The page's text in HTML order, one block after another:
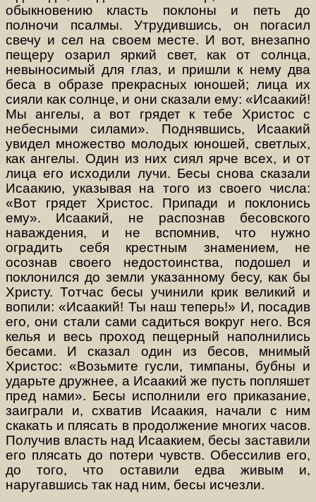
обыкновению класть поклоны и петь до
полночи псалмы. Утрудившись, он погасил
свечу и сел на своем месте. И вот, внезапно
пещеру озарил яркий свет, как от солнца,
невыносимый для глаз, и пришли к нему два
беса в образе прекрасных юношей; лица их
сияли как солнце, и они сказали ему: «Исаакий!
Мы ангелы, а вот грядет к тебе Христос с
небесными силами». Поднявшись, Исаакий
увидел множество молодых юношей, светлых,
как ангелы. Один из них сиял ярче всех, и от
лица его исходили лучи. Бесы снова сказали
Исаакию, указывая на того из своего числа:
«Вот грядет Христос. Припади и поклонись
ему». Исаакий, не распознав бесовского
наваждения, и не вспомнив, что нужно
оградить себя крестным знамением, не
осознав своего недостоинства, подошел и
поклонился до земли указанному бесу, как бы
Христу. Тотчас бесы учинили крик великий и
вопили: «Исаакий! Ты наш теперь!» И, посадив
его, они стали сами садиться вокруг него. Вся
келья и весь проход пещерный наполнились
бесами. И сказал один из бесов, мнимый
Христос: «Возьмите гусли, тимпаны, бубны и
ударьте дружнее, а Исаакий же пусть попляшет
пред нами». Бесы исполнили его приказание,
заиграли и, схватив Исаакия, начали с ним
скакать и плясать в продолжение многих часов.
Получив власть над Исаакием, бесы заставили
его плясать до потери чувств. Обессилив его,
до того, что оставили едва живым и,
наругавшись так над ним, бесы исчезли.